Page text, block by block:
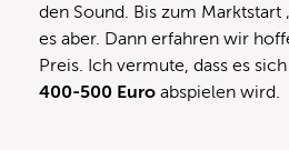
den Sound. Bis zum Marktstart
es aber. Dann erfahren wir
Preis. Ich vermute, dass es
400-500 Euro abspielen wird.